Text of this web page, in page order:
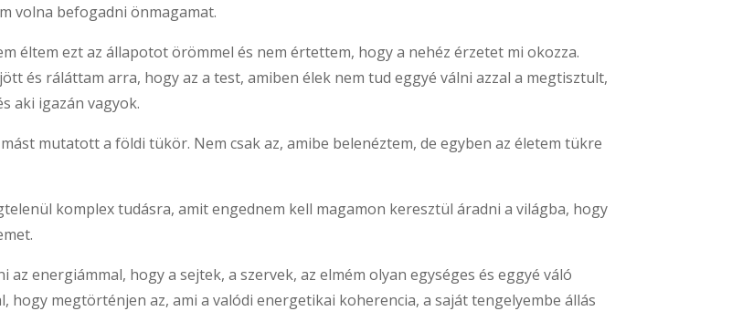
volna befogadni önmagamat.
éltem ezt az állapotot örömmel és nem értettem, hogy a nehéz érzetet mi okozza.
és ráláttam arra, hogy az a test, amiben élek nem tud eggyé válni azzal a megtisztult,
aki igazán vagyok.
mutatott a földi tükör. Nem csak az, amibe belenéztem, de egyben az életem tükre
komplex tudásra, amit engednem kell magamon keresztül áradni a világba, hogy
energiámmal, hogy a sejtek, a szervek, az elmém olyan egységes és eggyé váló
megtörténjen az, ami a valódi energetikai koherencia, a saját tengelyembe állás